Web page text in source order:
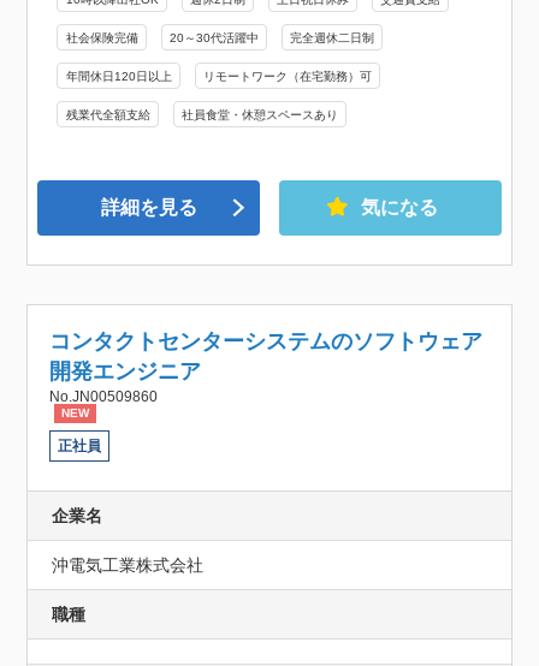
社会保険完備 20～30代活躍中 完全週休二日制
年間休日120日以上 リモートワーク（在宅勤務）可
残業代全額支給 社員食堂・休憩スペースあり
詳細を見る 気になる
コンタクトセンターシステムのソフトウェア
開発エンジニア
No.JN00509860
NEW
正社員
企業名
沖電気工業株式会社
職種